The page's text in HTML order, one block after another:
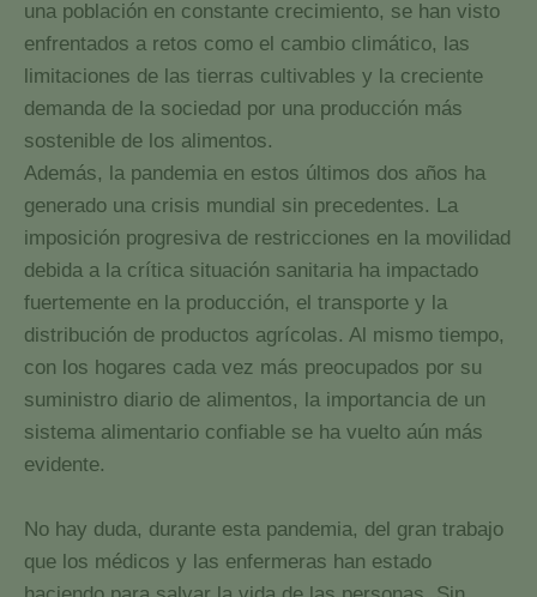
una población en constante crecimiento, se han visto
enfrentados a retos como el cambio climático, las
limitaciones de las tierras cultivables y la creciente
demanda de la sociedad por una producción más
sostenible de los alimentos.
Además, la pandemia en estos últimos dos años ha
generado una crisis mundial sin precedentes. La
imposición progresiva de restricciones en la movilidad
debida a la crítica situación sanitaria ha impactado
fuertemente en la producción, el transporte y la
distribución de productos agrícolas. Al mismo tiempo,
con los hogares cada vez más preocupados por su
suministro diario de alimentos, la importancia de un
sistema alimentario confiable se ha vuelto aún más
evidente.
No hay duda, durante esta pandemia, del gran trabajo
que los médicos y las enfermeras han estado